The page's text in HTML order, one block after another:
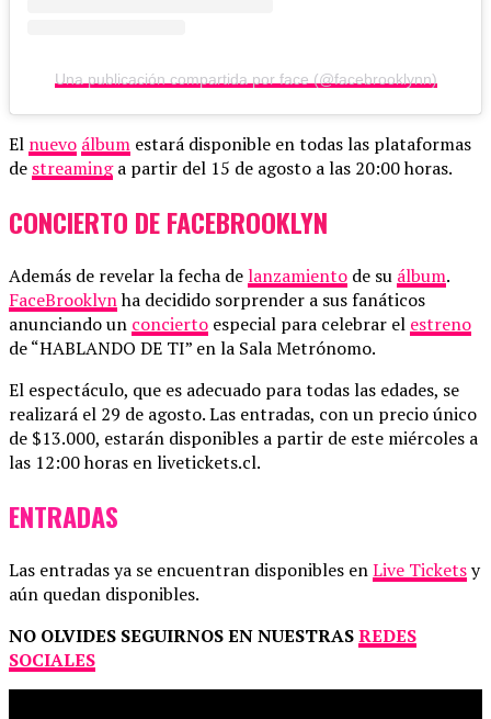
Una publicación compartida por face (@facebrooklynn)
El nuevo álbum estará disponible en todas las plataformas
de streaminga partir del 15 de agosto a las 20:00 horas.
CONCIERTO DE FACEBROOKLYN
Además de revelar la fecha delanzamiento de su álbum.
FaceBrooklynha decidido sorprender a sus fanáticos
anunciando un concierto especial para celebrar el estreno
de “HABLANDO DE TI” en la Sala Metrónomo.
El espectáculo, que es adecuado para todas las edades, se
realizará el 29 de agosto. Las entradas, con un precio único
de $13.000, estarán disponibles a partir de este miércoles a
las 12:00 horas en livetickets.cl.
ENTRADAS
Las entradas ya se encuentran disponibles enLive Ticketsy
aún quedan disponibles.
NO OLVIDES SEGUIRNOS EN NUESTRASREDES
SOCIALES